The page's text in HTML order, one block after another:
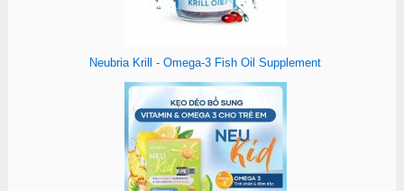
Neubria Krill - Omega-3 Fish Oil Supplement